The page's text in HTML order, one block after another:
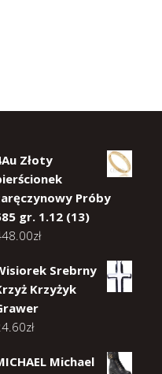
Złoty
Próby
gr. 1.12 (13)
zł
Srebrny
Krzyżyk
zł
Michael